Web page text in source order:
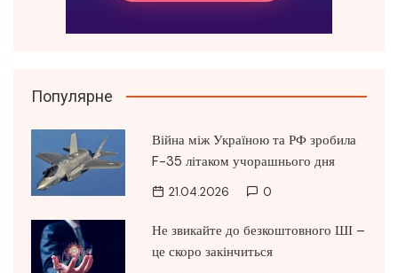
Популярне
Війна між Україною та РФ зробила
F-35 літаком учорашнього дня
21.04.2026 0
Не звикайте до безкоштовного ШІ –
це скоро закінчиться